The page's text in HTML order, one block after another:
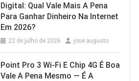
Digital: Qual Vale Mais A Pena
Para Ganhar Dinheiro Na Internet
Em 2026?
22 de julho de 2026 jose augusto
Point Pro 3 Wi‑Fi E Chip 4G É Boa
Vale A Pena Mesmo — É A